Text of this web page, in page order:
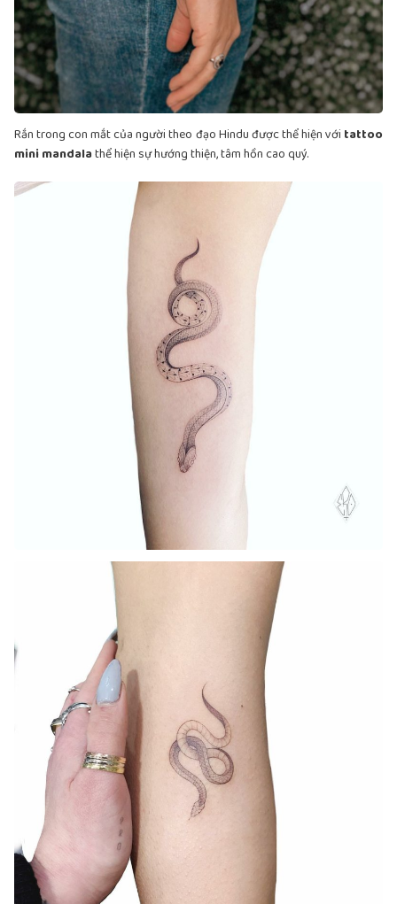
Rắn trong con mắt của người theo đạo Hindu được thể hiện với tattoo
mini mandalathể hiện sự hướng thiện, tâm hồn cao quý.